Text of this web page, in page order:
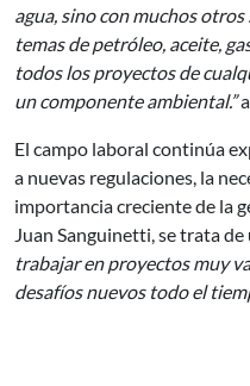
agua, sino con muchos
temas de petróleo, aceite,
todos los proyectos de
un componente ambiental.”
El campo laboral continúa
a nuevas regulaciones, la
importancia creciente de la
Juan Sanguinetti, se trata
trabajar en proyectos muy
desafíos nuevos todo el